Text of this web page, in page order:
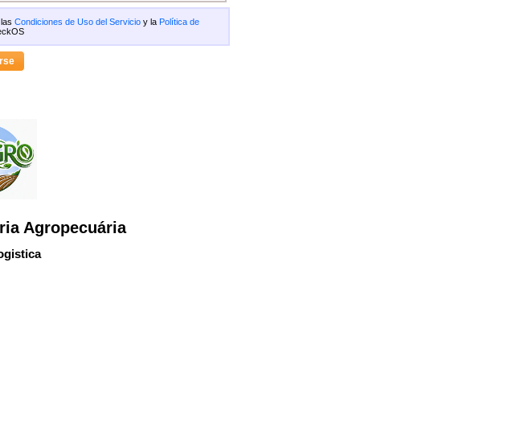
lasCondiciones de Uso del Servicio y la Política de
Agropecuária